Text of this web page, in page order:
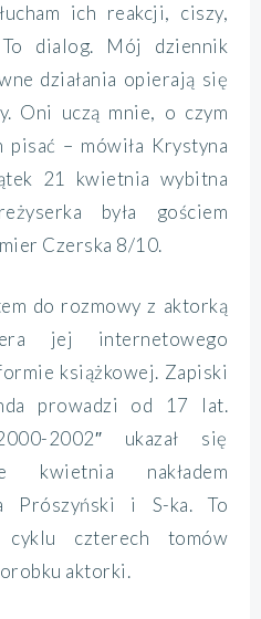
ich reakcji, ciszy,
To dialog. Mój dziennik
działania opierają się
Oni uczą mnie, o czym
pisać – mówiła Krystyna
21 kwietnia wybitna
była gościem
Czerska 8/10.
do rozmowy z aktorką
jej internetowego
książkowej. Zapiski
prowadzi od 17 lat.
2002″ ukazał się
kwietnia nakładem
Prószyński i S-ka. To
czterech tomów
aktorki.